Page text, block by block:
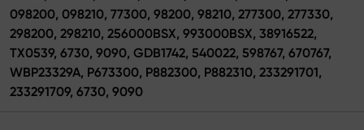
098200, 098210, 77300, 98200, 98210, 277300, 277330,
298200, 298210, 256000BSX, 993000BSX, 38916522,
TX0539, 6730, 9090, GDB1742, 540022, 598767, 670767,
WBP23329A, P673300, P882300, P882310, 233291701,
233291709, 6730, 9090